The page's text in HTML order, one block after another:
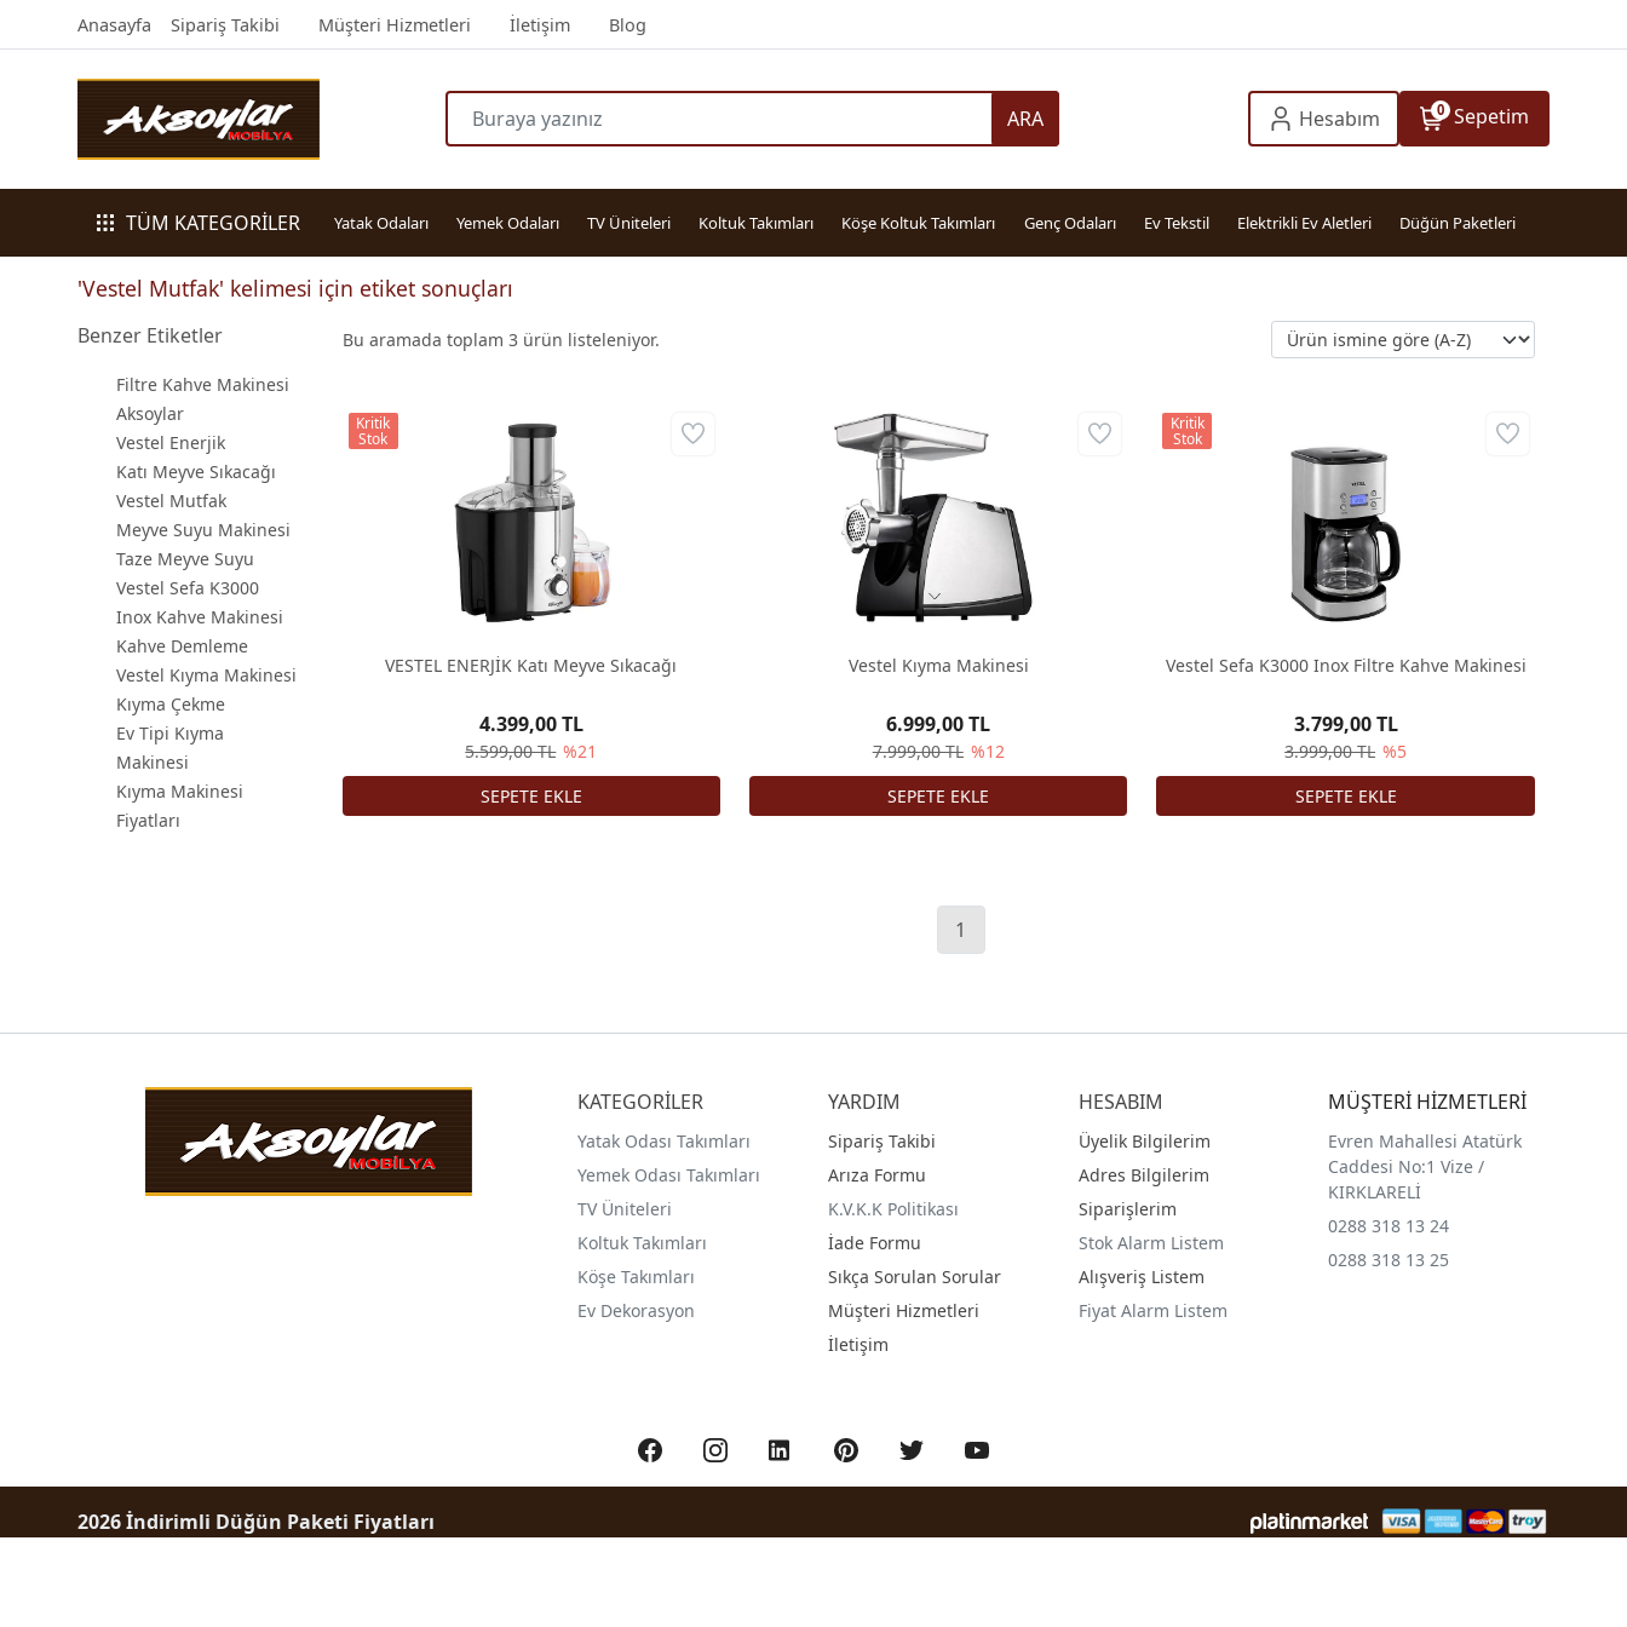
Anasayfa Sipariş Takibi Müşteri Hizmetleri İletişim Blog
ARA Hesabım 0 Sepetim
TÜM KATEGORİLER Yatak Odaları Yemek Odaları TV Üniteleri Koltuk Takımları Köşe Koltuk Takımları Genç Odaları Ev Tekstil Elektrikli Ev Aletleri Düğün Paketleri
'Vestel Mutfak' kelimesi için etiket sonuçları
Benzer Etiketler
Filtre Kahve Makinesi
Aksoylar
Vestel Enerjik
Katı Meyve Sıkacağı
Vestel Mutfak
Meyve Suyu Makinesi
Taze Meyve Suyu
Vestel Sefa K3000
Inox Kahve Makinesi
Kahve Demleme
Vestel Kıyma Makinesi
Kıyma Çekme
Ev Tipi Kıyma
Makinesi
Kıyma Makinesi
Fiyatları
Bu aramada toplam 3 ürün listeleniyor.
VESTEL ENERJİK Katı Meyve Sıkacağı
5.599,00 TL %21
4.399,00 TL
Kritik
Stok
Vestel Kıyma Makinesi
7.999,00 TL %12
6.999,00 TL
Vestel Sefa K3000 Inox Filtre Kahve Makinesi
3.999,00 TL %5
3.799,00 TL
Kritik
Stok
1
KATEGORİLER
Yatak Odası Takımları
Yemek Odası Takımları
TV Üniteleri
Koltuk Takımları
Köşe Takımları
Ev Dekorasyon
YARDIM
Sipariş Takibi
Arıza Formu
K.V.K.K Politikası
İade Formu
Sıkça Sorulan Sorular
Müşteri Hizmetleri
İletişim
HESABIM
Üyelik Bilgilerim
Adres Bilgilerim
Siparişlerim
Stok Alarm Listem
Alışveriş Listem
Fiyat Alarm Listem
MÜŞTERİ HİZMETLERİ
Evren Mahallesi Atatürk
Caddesi No:1 Vize /
KIRKLARELİ
0288 318 13 24
0288 318 13 25
2026 İndirimli Düğün Paketi Fiyatları